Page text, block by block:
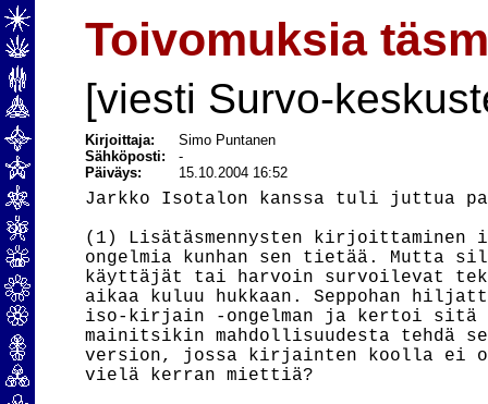
Toivomuksia
[viesti Survo-
Kirjoittaja:
Simo Puntanen
Sähköposti:-
Päiväys:
15.10.2004 16:52
Jarkko Isotalon kanssa tuli juttua
(1) Lisätäsmennysten
ongelmia kunhan sen tietää. Mutta
käyttäjät tai harvoin survoilevat
aikaa kuluu hukkaan. Seppohan
iso-kirjain -ongelman ja kertoi
mainitsikin mahdollisuudesta tehdä
version, jossa kirjainten koolla ei
vielä kerran miettiä?